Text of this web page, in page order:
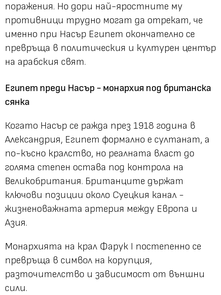
поражения. Но дори най-яростните му
противници трудно могат да отрекат, че
именно при Насър Египет окончателно се
превръща в политическия и културен център
на арабския свят.
Египет преди Насър - монархия под британска
сянка
Когато Насър се ражда през 1918 година в
Александрия, Египет формално е султанат, а
по-късно кралство, но реалната власт до
голяма степен остава под контрола на
Великобритания. Британците държат
ключови позиции около Суецкия канал -
жизненоважната артерия между Европа и
Азия.
Монархията на крал Фарук I постепенно се
превръща в символ на корупция,
разточителство и зависимост от външни
сили.